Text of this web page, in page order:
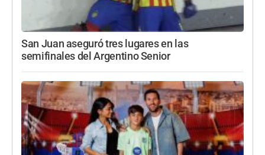
San Juan aseguró tres lugares en las
semifinales del Argentino Senior